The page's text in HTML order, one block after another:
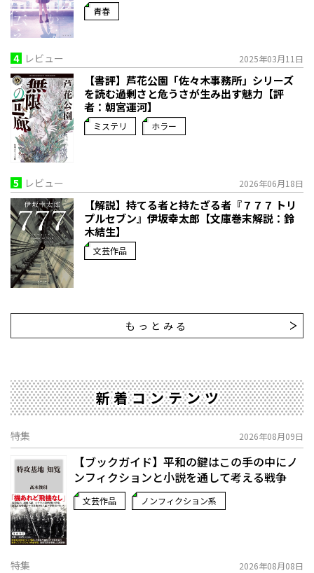
青春
4 レビュー 2025年03月11日
【書評】芦花公園「佐々木事務所」シリーズ
を読む――過剰さと危うさが生み出す魅力【評
者：朝宮運河】
ミステリ ホラー
5 レビュー 2026年06月18日
【解説】持てる者と持たざる者――『７７７ トリ
プルセブン』伊坂幸太郎【文庫巻末解説：鈴
木結生】
文芸作品
もっとみる
新着コンテンツ
特集 2026年08月09日
【ブックガイド】平和の鍵はこの手の中に――ノ
ンフィクションと小説を通して考える戦争
文芸作品 ノンフィクション系
特集 2026年08月08日